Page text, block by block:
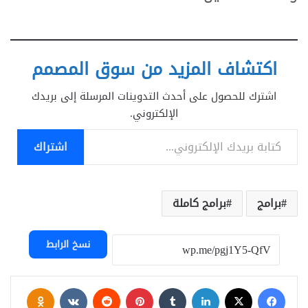
اكتشاف المزيد من سوق المصمم
اشترك للحصول على أحدث التدوينات المرسلة إلى بريدك
الإلكتروني.
كتابة بريدك الإلكتروني...
اشتراك
برامج برامج كاملة
نسخ الرابط
فيسبوك لينكدإن بينتيريست